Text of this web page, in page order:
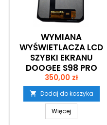
WYMIANA
WYŚWIETLACZA LCD
SZYBKI EKRANU
DOOGEE S98 PRO
Cena
350,00 zł
 Dodaj do koszyka
Więcej